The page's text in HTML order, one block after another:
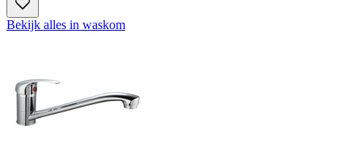
Bekijk alles in waskom